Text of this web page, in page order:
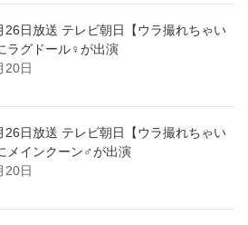
26日放送 テレビ朝日【ウラ撮れちゃい
ラグドール♀が出演
20日
26日放送 テレビ朝日【ウラ撮れちゃい
メインクーン♂が出演
20日